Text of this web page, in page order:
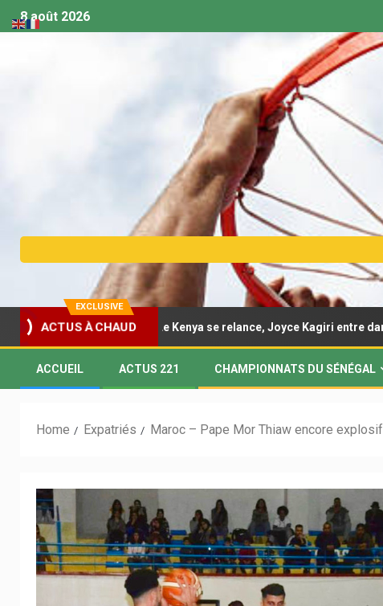
8 août 2026
EXCLUSIVE
ACTUS À CHAUD
féminine U18 – Le Kenya se relance, Joyce Kagiri entre dans l’histoire
ACCUEIL ACTUS 221 CHAMPIONNATS DU SÉNÉGAL
Home Expatriés Maroc – Pape Mor Thiaw encore explosif